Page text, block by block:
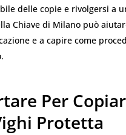
delle copie e rivolgersi a
Chiave di Milano può
e a capire come
Per
Protetta